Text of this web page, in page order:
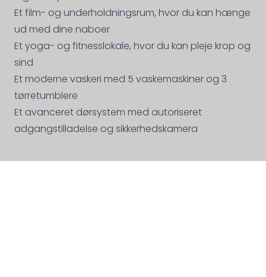
Et film- og underholdningsrum, hvor du kan hænge
ud med dine naboer
Et yoga- og fitnesslokale, hvor du kan pleje krop og
sind
Et moderne vaskeri med 5 vaskemaskiner og 3
tørretumblere
Et avanceret dørsystem med autoriseret
adgangstilladelse og sikkerhedskamera